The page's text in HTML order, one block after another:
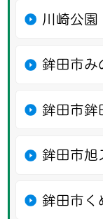
川崎公園
鉾田市み
鉾田市鉾
鉾田市旭
鉾田市く